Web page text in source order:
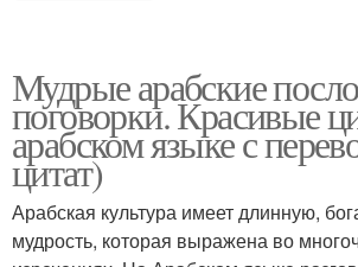
Мудрые арабские
поговорки. Красивые
арабском языке с
цитат)
Арабская культура имеет длинную,
мудрость, которая выражена во